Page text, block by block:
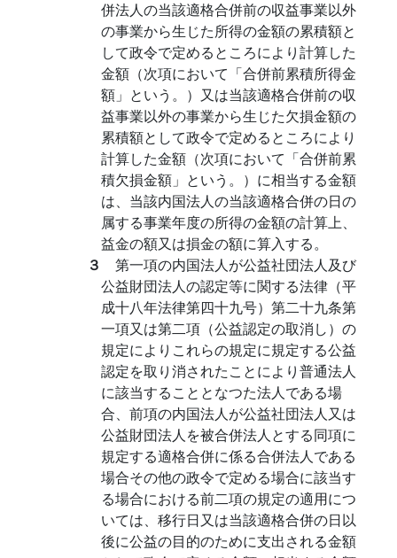
併法人の当該適格合併前の収益事業以外
の事業から生じた所得の金額の累積額と
して政令で定めるところにより計算した
金額（次項において「合併前累積所得金
額」という。）又は当該適格合併前の収
益事業以外の事業から生じた欠損金額の
累積額として政令で定めるところにより
計算した金額（次項において「合併前累
積欠損金額」という。）に相当する金額
は、当該内国法人の当該適格合併の日の
属する事業年度の所得の金額の計算上、
益金の額又は損金の額に算入する。
３ 第一項の内国法人が公益社団法人及び
公益財団法人の認定等に関する法律（平
成十八年法律第四十九号）第二十九条第
一項又は第二項（公益認定の取消し）の
規定によりこれらの規定に規定する公益
認定を取り消されたことにより普通法人
に該当することとなつた法人である場
合、前項の内国法人が公益社団法人又は
公益財団法人を被合併法人とする同項に
規定する適格合併に係る合併法人である
場合その他の政令で定める場合に該当す
る場合における前二項の規定の適用につ
いては、移行日又は当該適格合併の日以
後に公益の目的のために支出される金額